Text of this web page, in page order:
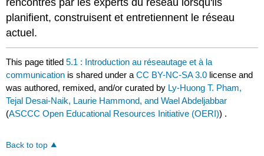
planifient, construisent et entretiennent le réseau
actuel.
This page titled5.1 : Introduction au réseautage et à la
communication is shared under aCC BY-NC-SA 3.0 license and
was authored, remixed, and/or curated by Ly-Huong T. Pham,
Tejal Desai-Naik, Laurie Hammond, and Wael Abdeljabbar
(ASCCC Open Educational Resources Initiative (OERI)) .
Back to top